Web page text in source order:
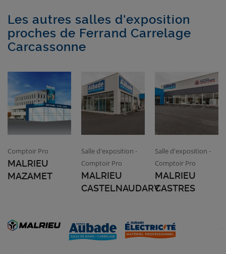
Les autres salles d'exposition
proches de Ferrand Carrelage
Carcassonne
Comptoir Pro
MALRIEU
MAZAMET
Salle d'exposition -
Comptoir Pro
MALRIEU
CASTELNAUDARY
Salle d'exposition -
Comptoir Pro
MALRIEU
CASTRES